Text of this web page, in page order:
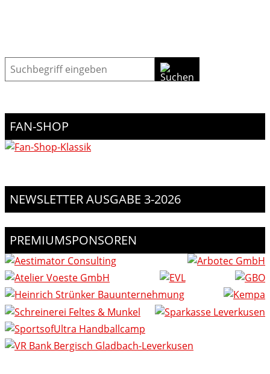
Suche
FAN-SHOP
NEWSLETTER AUSGABE 3-2026
PREMIUMSPONSOREN